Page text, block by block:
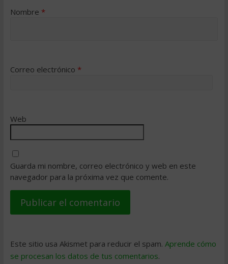
Nombre *
Correo electrónico *
Web
Guarda mi nombre, correo electrónico y web en este
navegador para la próxima vez que comente.
Este sitio usa Akismet para reducir el spam. Aprende cómo
se procesan los datos de tus comentarios.